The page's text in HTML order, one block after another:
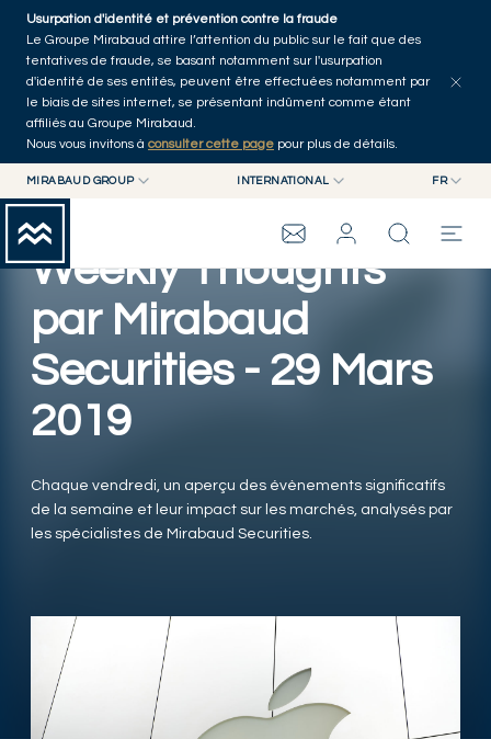
Skip to main content
Usurpation d'identité et prévention contre la fraude
Le Groupe Mirabaud attire l’attention du public sur le fait que des
tentatives de fraude, se basant notamment sur l'usurpation
d'identité de ses entités, peuvent être effectuées notamment par
le biais de sites internet, se présentant indûment comme étant
affiliés au Groupe Mirabaud.
Nous vous invitons à consulter cette page pour plus de détails.
MIRABAUD GROUP
MIRABAUD ASSET MANAGEMENT
MIRABAUD INVESTMENTS
INTERNATIONAL FR
FR
DE
GROUPE MIRABAUD
THE VIEW
SERVICES
Accueil
Tous les articles
Weekly Thoughts
par Mirabaud
Securities - 29 Mars
2019
Chaque vendredi, un aperçu des évènements significatifs
de la semaine et leur impact sur les marchés, analysés par
les spécialistes de Mirabaud Securities.